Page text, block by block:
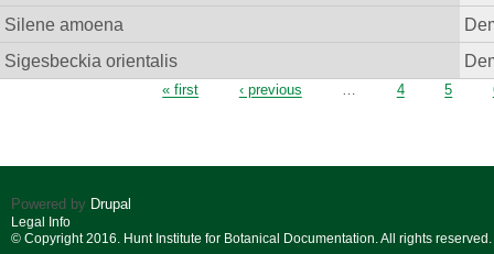
Silene amoena
Sigesbeckia orientalis
« first ‹ previous … 4 5
Powered by Drupal
Legal Info
© Copyright 2016. Hunt Institute for Botanical Documentation. All rights reserved.